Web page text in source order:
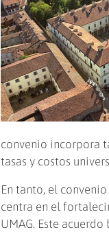
convenio incorpora
tasas y costos
En tanto, el
centra en el
UMAG. Este